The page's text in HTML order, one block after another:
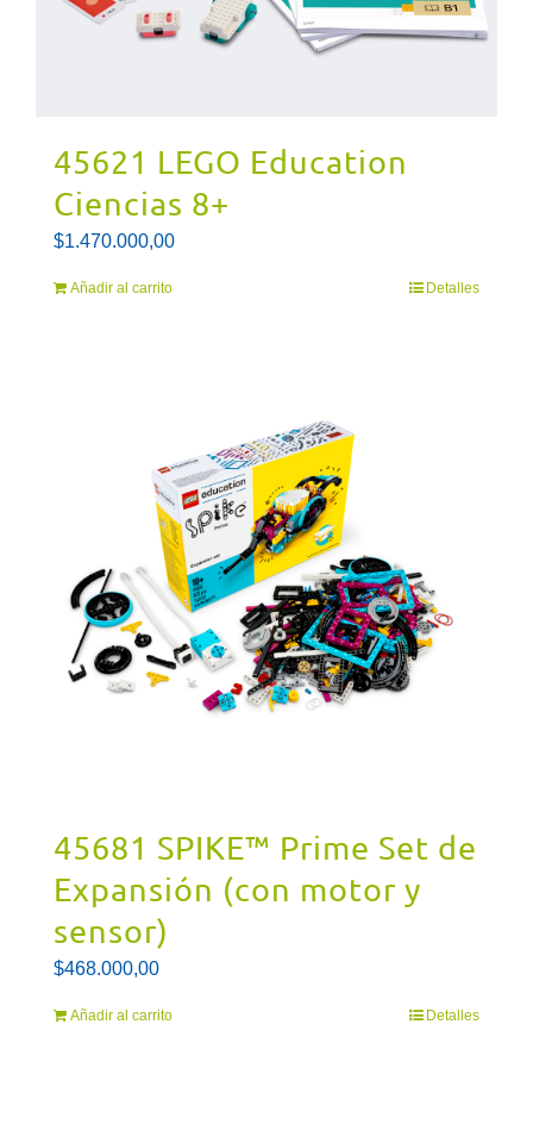
45621 LEGO Education
Ciencias 8+
$1.470.000,00
Añadir al carrito Detalles
45681 SPIKE™ Prime Set de
Expansión (con motor y
sensor)
$468.000,00
Añadir al carrito Detalles